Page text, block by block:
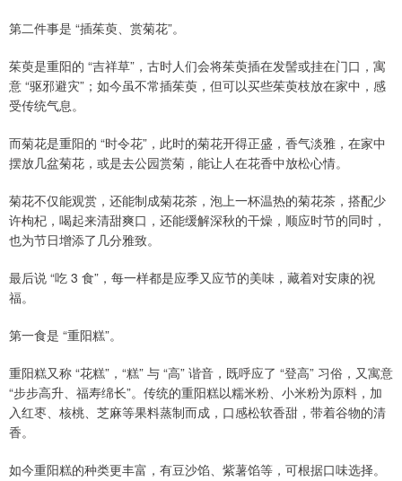
第二件事是 “插茱萸、赏菊花”。
茱萸是重阳的 “吉祥草”，古时人们会将茱萸插在发髻或挂在门口，寓
意 “驱邪避灾”；如今虽不常插茱萸，但可以买些茱萸枝放在家中，感
受传统气息。
而菊花是重阳的 “时令花”，此时的菊花开得正盛，香气淡雅，在家中
摆放几盆菊花，或是去公园赏菊，能让人在花香中放松心情。
菊花不仅能观赏，还能制成菊花茶，泡上一杯温热的菊花茶，搭配少
许枸杞，喝起来清甜爽口，还能缓解深秋的干燥，顺应时节的同时，
也为节日增添了几分雅致。
最后说 “吃 3 食”，每一样都是应季又应节的美味，藏着对安康的祝
福。
第一食是 “重阳糕”。
重阳糕又称 “花糕”，“糕” 与 “高” 谐音，既呼应了 “登高” 习俗，又寓意
“步步高升、福寿绵长”。传统的重阳糕以糯米粉、小米粉为原料，加
入红枣、核桃、芝麻等果料蒸制而成，口感松软香甜，带着谷物的清
香。
如今重阳糕的种类更丰富，有豆沙馅、紫薯馅等，可根据口味选择。